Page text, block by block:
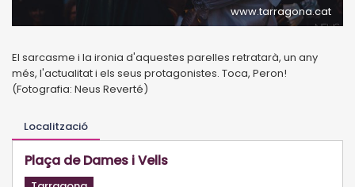
www.tarragona.cat
El sarcasme i la ironia d'aquestes parelles retratarà, un any
més, l'actualitat i els seus protagonistes. Toca, Peron!
(Fotografia: Neus Reverté)
Localització
Plaça de Dames i Vells